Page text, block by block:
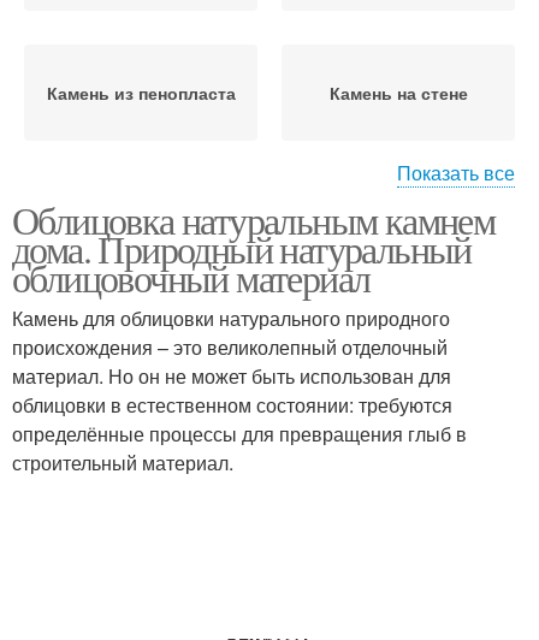
Камень из пенопласта Камень на стене
Стены под камень Стен под камень
Искусственный камень Искусственные камни
Камень для внутренней
Показать все
Облицовка натуральным камнем
дома. Природный натуральный
облицовочный материал
Камень для облицовки натурального природного
происхождения – это великолепный отделочный
материал. Но он не может быть использован для
облицовки в естественном состоянии: требуются
определённые процессы для превращения глыб в
строительный материал.